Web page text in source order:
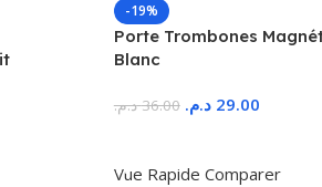
-19%
Porte Trombones
Blanc
36.00 د.م. 29.00 د.م.
Vue Rapide Comparer